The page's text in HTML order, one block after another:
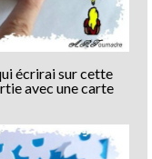
écrirai sur cette
avec une carte